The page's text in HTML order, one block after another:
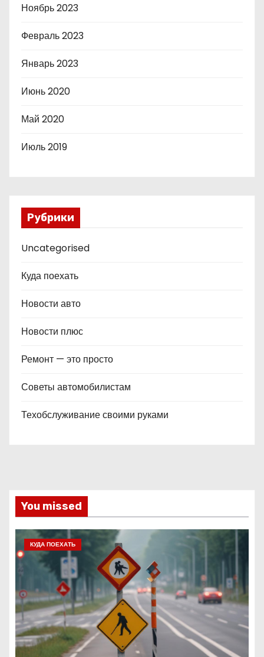
Ноябрь 2023
Февраль 2023
Январь 2023
Июнь 2020
Май 2020
Июль 2019
Рубрики
Uncategorised
Куда поехать
Новости авто
Новости плюс
Ремонт — это просто
Советы автомобилистам
Техобслуживание своими руками
You missed
КУДА ПОЕХАТЬ